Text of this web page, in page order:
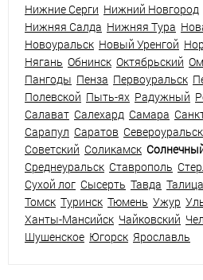
Нижние Серги Нижний Новгород
Нижняя Салда Нижняя Тура
Новоуральск Новый Уренгой
Нягань Обнинск Октябрьский
Пангоды Пенза Первоуральск
Полевской Пыть-ях Радужный
Салават Салехард Самара
Сарапул Саратов Североуральск
Советский Соликамск
Среднеуральск Ставрополь
Сухой лог Сысерть Тавда Талица
Томск Туринск Тюмень Ужур
Ханты-Мансийск Чайковский
Шушенское Югорск Ярославль